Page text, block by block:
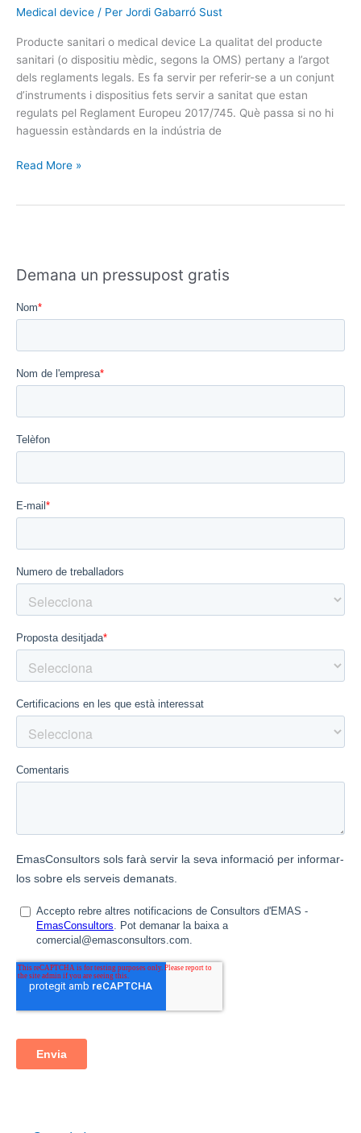
Medical device / Per Jordi Gabarró Sust
Producte sanitari o medical device La qualitat del producte
sanitari (o dispositiu mèdic, segons la OMS)​ pertany a l’argot
dels reglaments legals. Es fa servir per referir-se a un conjunt
d’instruments i dispositius fets servir a sanitat que estan
regulats pel Reglament Europeu 2017/745. Què passa si no hi
haguessin estàndards en la indústria de
Read More »
Demana un pressupost gratis